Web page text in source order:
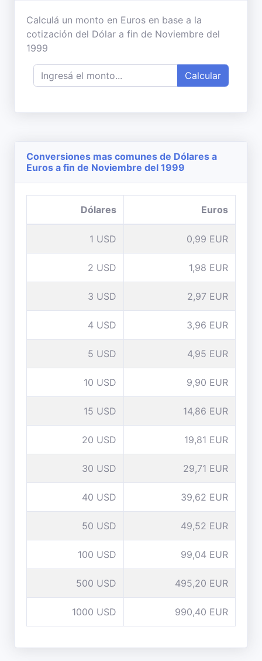
Calculá un monto en Euros en base a la
cotización del Dólar a fin de Noviembre del
1999
Calcular
Conversiones mas comunes de Dólares a
Euros a fin de Noviembre del 1999
Dólares Euros
1 USD 0,99 EUR
2 USD 1,98 EUR
3 USD 2,97 EUR
4 USD 3,96 EUR
5 USD 4,95 EUR
10 USD 9,90 EUR
15 USD 14,86 EUR
20 USD 19,81 EUR
30 USD 29,71 EUR
40 USD 39,62 EUR
50 USD 49,52 EUR
100 USD 99,04 EUR
500 USD 495,20 EUR
1000 USD 990,40 EUR